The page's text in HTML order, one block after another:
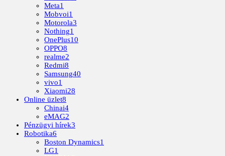
Meta1
Mobvoi1
Motorola3
Nothing1
OnePlus10
OPPO8
realme2
Redmi8
Samsung40
vivo1
Xiaomi28
Online üzlet8
Chinai4
eMAG2
Pénzügyi hírek3
Robotika6
Boston Dynamics1
LG1